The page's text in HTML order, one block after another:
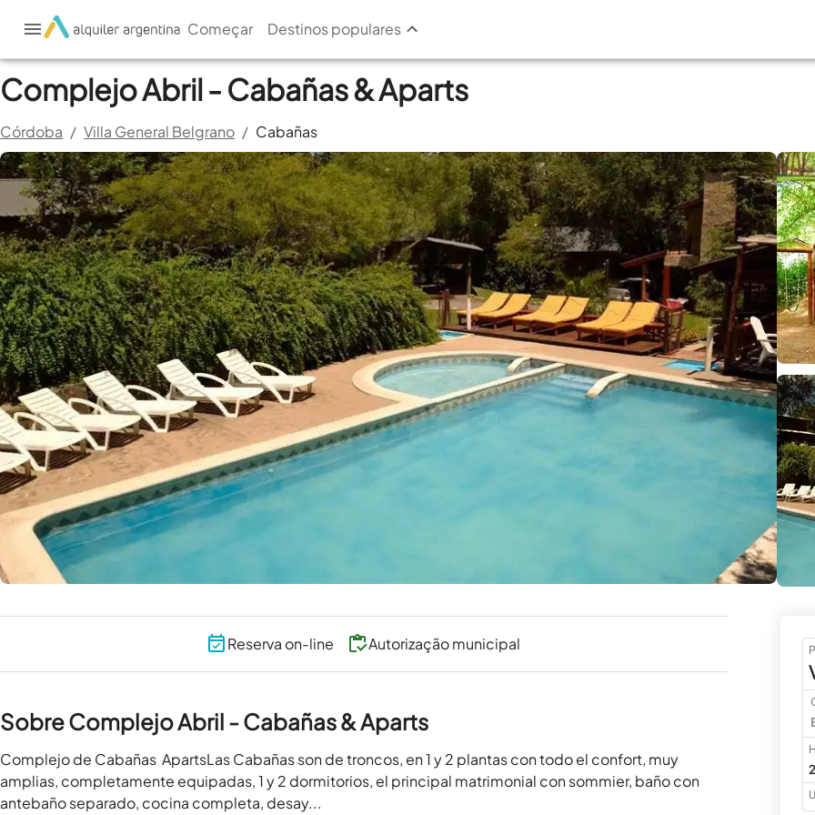
Começar Destinos populares
Complejo Abril - Cabañas & Aparts
Córdoba / Villa General Belgrano / Cabañas
Reserva on-line Autorização municipal
Sobre Complejo Abril - Cabañas & Aparts
Complejo de Cabañas  ApartsLas Cabañas son de troncos, en 1 y 2 plantas con todo el confort, muy
amplias, completamente equipadas, 1 y 2 dormitorios, el principal matrimonial con sommier, baño con
antebaño separado, cocina completa, desay...